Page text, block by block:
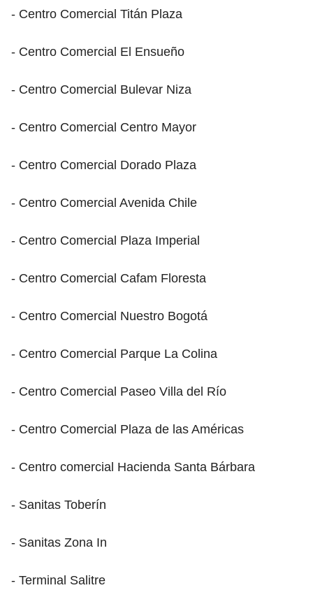
- Centro Comercial Titán Plaza
- Centro Comercial El Ensueño
- Centro Comercial Bulevar Niza
- Centro Comercial Centro Mayor
- Centro Comercial Dorado Plaza
- Centro Comercial Avenida Chile
- Centro Comercial Plaza Imperial
- Centro Comercial Cafam Floresta
- Centro Comercial Nuestro Bogotá
- Centro Comercial Parque La Colina
- Centro Comercial Paseo Villa del Río
- Centro Comercial Plaza de las Américas
- Centro comercial Hacienda Santa Bárbara
- Sanitas Toberín
- Sanitas Zona In
- Terminal Salitre